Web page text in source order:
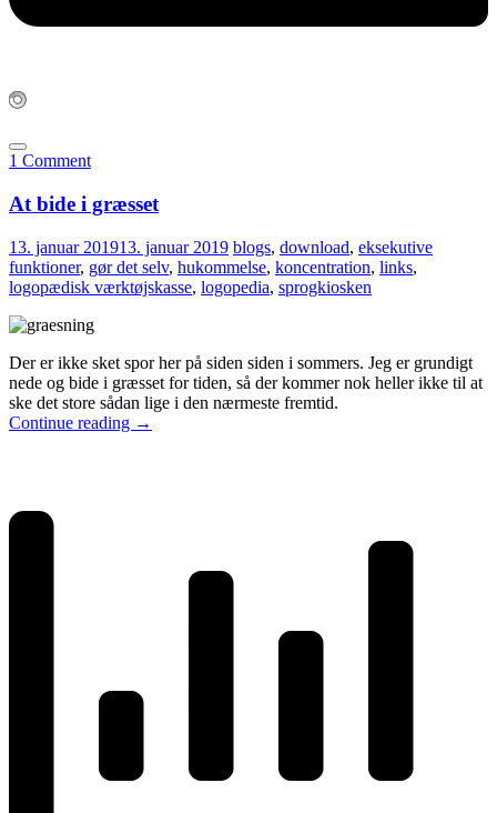
1 Comment
At bide i græsset
13. januar 201913. januar 2019 blogs, download, eksekutive
funktioner, gør det selv, hukommelse, koncentration, links,
logopædisk værktøjskasse, logopedia, sprogkiosken
Der er ikke sket spor her på siden siden i sommers. Jeg er grundigt
nede og bide i græsset for tiden, så der kommer nok heller ikke til at
ske det store sådan lige i den nærmeste fremtid.
Continue reading →